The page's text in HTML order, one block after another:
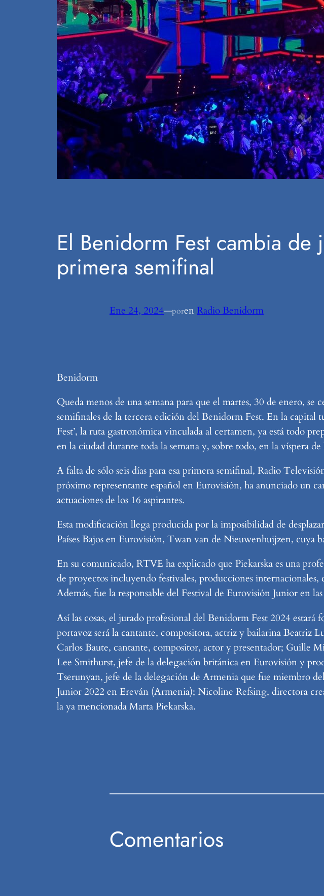
El Benidorm Fest cambia
primera semifinal
Ene 24, 2024—poren Radio Benidorm
Benidorm
Queda menos de una semana para que el martes, 30 de enero, se
semifinales de la tercera edición del Benidorm Fest. En la capital
Fest’, la ruta gastronómica vinculada al certamen, ya está todo
en la ciudad durante toda la semana y, sobre todo, en la víspera
A falta de sólo seis días para esa primera semifinal, Radio
próximo representante español en Eurovisión, ha anunciado un
actuaciones de los 16 aspirantes.
Esta modificación llega producida por la imposibilidad de
Países Bajos en Eurovisión, Twan van de Nieuwenhuijzen, cuya
En su comunicado, RTVE ha explicado que Piekarska es una
de proyectos incluyendo festivales, producciones
Además, fue la responsable del Festival de Eurovisión Junior en
Así las cosas, el jurado profesional del Benidorm Fest 2024
portavoz será la cantante, compositora, actriz y bailarina Beatriz
Carlos Baute, cantante, compositor, actor y presentador; Guille
Lee Smithurst, jefe de la delegación británica en Eurovisión y
Tserunyan, jefe de la delegación de Armenia que fue miembro
Junior 2022 en Ereván (Armenia); Nicoline Refsing, directora
la ya mencionada Marta Piekarska.
Comentarios